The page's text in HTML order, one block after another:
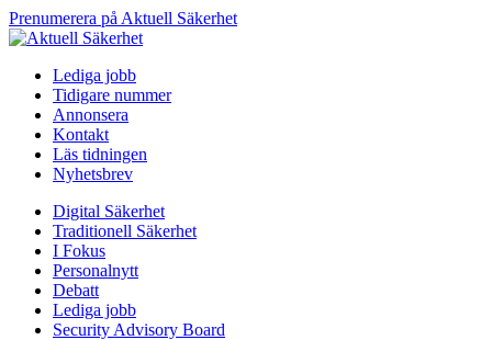
Prenumerera på Aktuell Säkerhet
Lediga jobb
Tidigare nummer
Annonsera
Kontakt
Läs tidningen
Nyhetsbrev
Digital Säkerhet
Traditionell Säkerhet
I Fokus
Personalnytt
Debatt
Lediga jobb
Security Advisory Board